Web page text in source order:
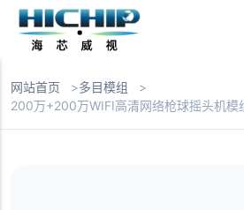
网站首页
多目模组
200万+200万WIFI高清网络枪球摇头机模